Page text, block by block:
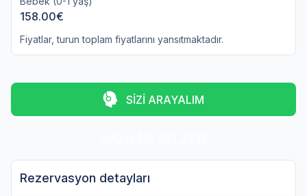
158.00€
Fiyatlar, turun toplam fiyatlarını yansıtmaktadır.
SİZİ ARAYALIM
Rezervasyon detayları